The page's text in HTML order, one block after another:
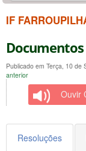
IF
Documentos
Publicado em Terça, 10
anterior
Ouvir
Resoluções